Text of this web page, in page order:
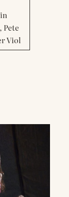
Pete
Viol